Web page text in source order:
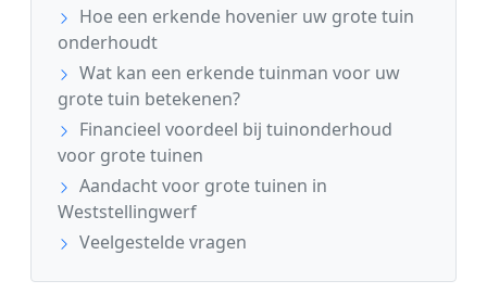
Hoe een erkende hovenier uw grote tuin
onderhoudt
Wat kan een erkende tuinman voor uw
grote tuin betekenen?
Financieel voordeel bij tuinonderhoud
voor grote tuinen
Aandacht voor grote tuinen in
Weststellingwerf
Veelgestelde vragen